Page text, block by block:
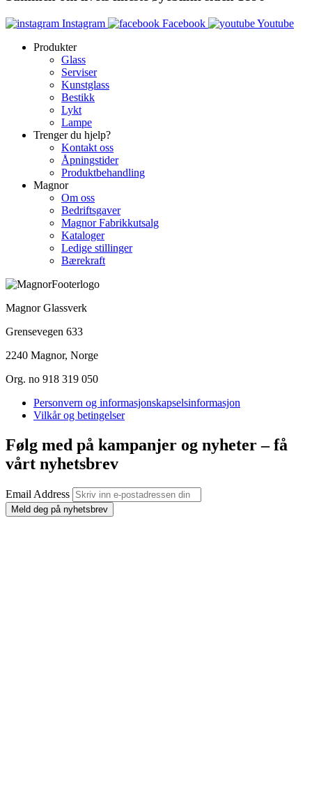
Instagram Facebook
Youtube
Produkter
Glass
Serviser
Kunstglass
Bestikk
Lykt
Lampe
Trenger du hjelp?
Kontakt oss
Åpningstider
Produktbehandling
Magnor
Om oss
Bedriftsgaver
Magnor Fabrikkutsalg
Kataloger
Ledige stillinger
Bærekraft
Magnor Glassverk
Grensevegen 633
2240 Magnor, Norge
Org. no 918 319 050
Personvern og informasjonskapselsinformasjon
Vilkår og betingelser
Følg med på kampanjer og nyheter – få
vårt nyhetsbrev
Email Address
Meld deg på nyhetsbrev